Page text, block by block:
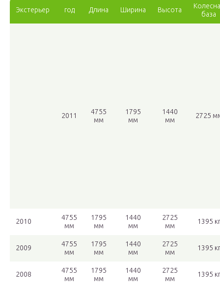
Экстерьер год Длина Ширина Высота
база
2011
4755
мм
1795
мм
1440
мм
2725
2010
4755
мм
1795
мм
1440
мм
2725
мм
1395 кг
2009
4755
мм
1795
мм
1440
мм
2725
мм
1395 кг
2008
4755
мм
1795
мм
1440
мм
2725
мм
1395 кг